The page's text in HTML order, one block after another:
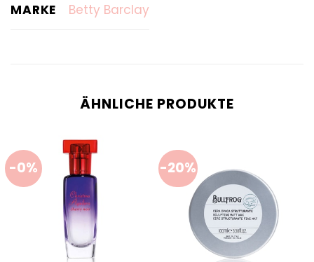
MARKE Betty Barclay
ÄHNLICHE PRODUKTE
-0% -20%